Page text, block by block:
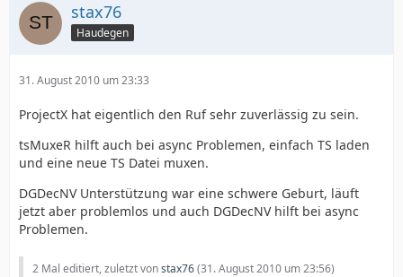
stax76
Haudegen
31. August 2010 um 23:33
ProjectX hat eigentlich den Ruf sehr zuverlässig zu sein.
tsMuxeR hilft auch bei async Problemen, einfach TS laden
und eine neue TS Datei muxen.
DGDecNV Unterstützung war eine schwere Geburt, läuft
jetzt aber problemlos und auch DGDecNV hilft bei async
Problemen.
2 Mal editiert, zuletzt vonstax76(31. August 2010 um 23:56)